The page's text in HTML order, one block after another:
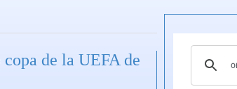
de la UEFA de